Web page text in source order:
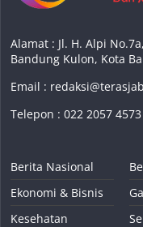
Alamat : Jl. H. Alpi
Bandung Kulon, Kota
Email :
Telepon : 022 2057 4573
Berita Nasional
Ekonomi & Bisnis
Kesehatan